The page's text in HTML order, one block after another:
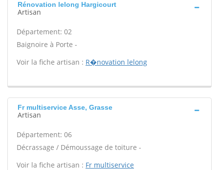
Rénovation lelong Hargicourt
Artisan
Département: 02
Baignoire à Porte -
Voir la fiche artisan : R�novation lelong
Fr multiservice Asse, Grasse
Artisan
Département: 06
Décrassage / Démoussage de toiture -
Voir la fiche artisan : Fr multiservice